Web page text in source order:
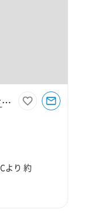
【埼玉県さいたま市岩槻区】さいたま市岩槻区掛610坪倉庫
より 約